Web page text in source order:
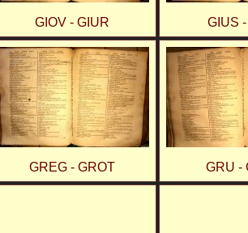
GIOV - GIUR GIUS -
GREG - GROT GRU -